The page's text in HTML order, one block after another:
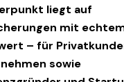
liegt auf
mit
– für
sowie